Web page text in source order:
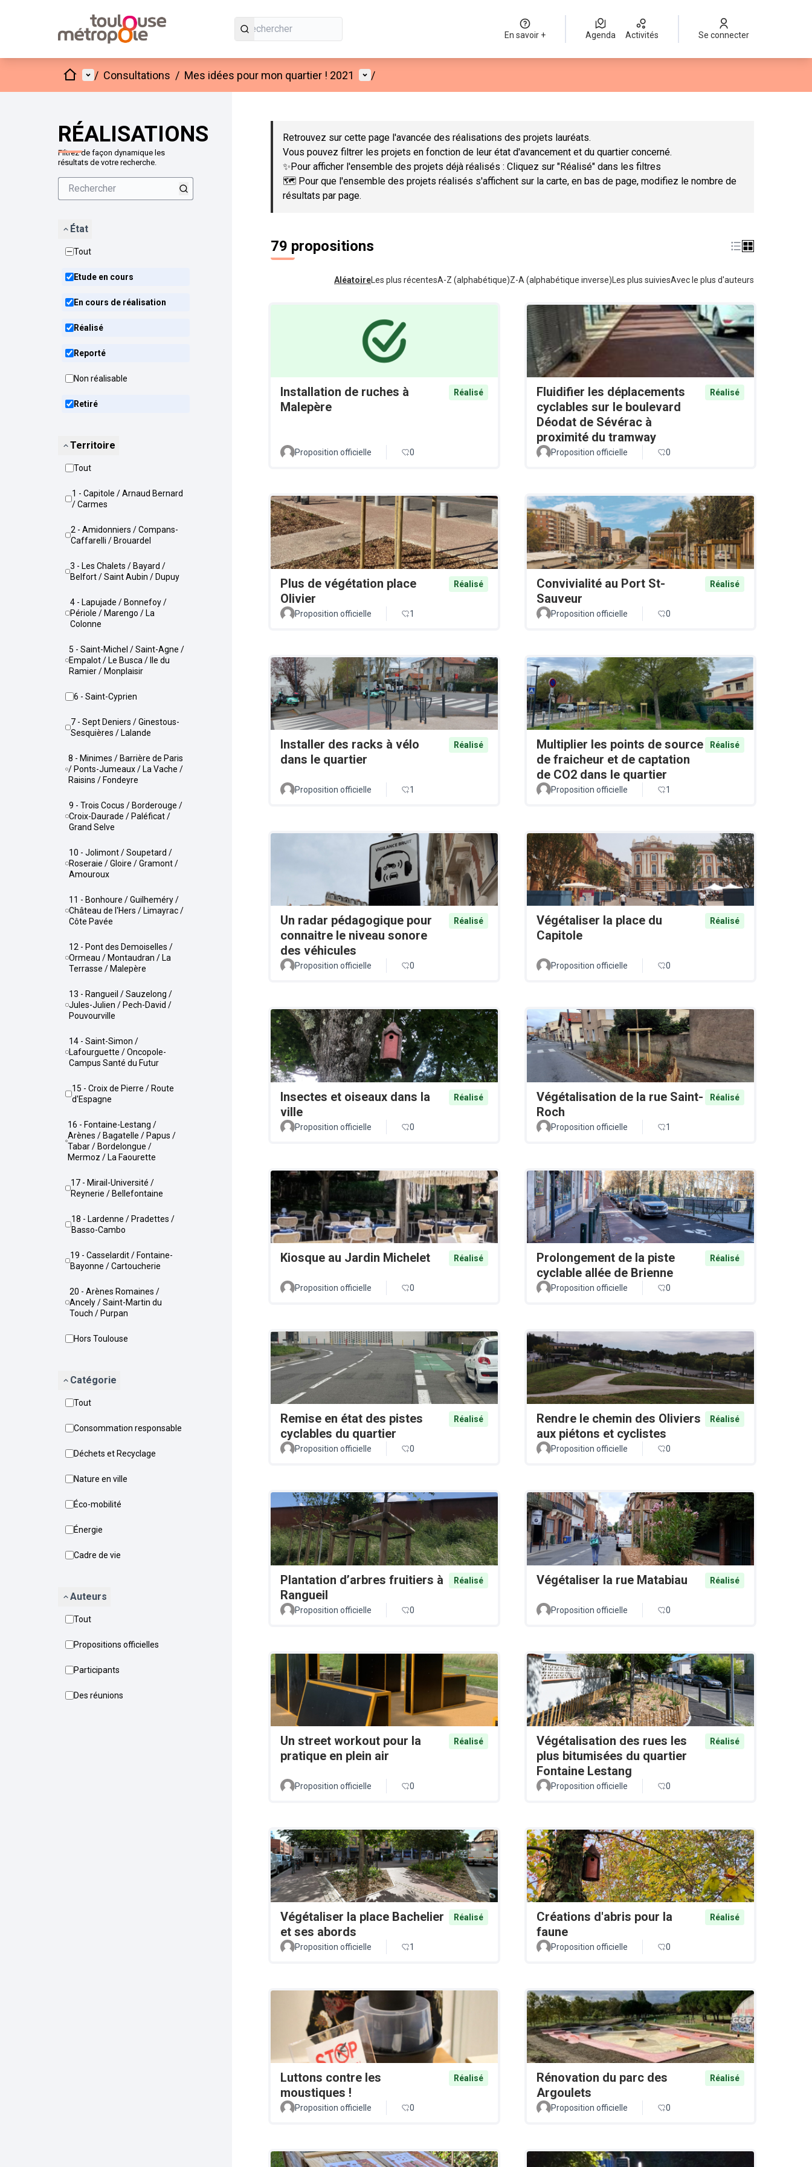
En savoir + Agenda Activités Se connecter
AccueilMenu principal
/ Consultations / Mes idées pour mon quartier ! 2021 Menu utilisateur
/
RÉALISATIONS
Filtrez de façon dynamique les
résultats de votre recherche.
État
Tout
Etude en cours
En cours de réalisation
Réalisé
Reporté
Non réalisable
Retiré
Territoire
Tout
1 - Capitole / Arnaud Bernard
/ Carmes
2 - Amidonniers / Compans-
Caffarelli / Brouardel
3 - Les Chalets / Bayard /
Belfort / Saint Aubin / Dupuy
4 - Lapujade / Bonnefoy /
Périole / Marengo / La
Colonne
5 - Saint-Michel / Saint-Agne /
Empalot / Le Busca / Ile du
Ramier / Monplaisir
6 - Saint-Cyprien
7 - Sept Deniers / Ginestous-
Sesquières / Lalande
8 - Minimes / Barrière de Paris
/ Ponts-Jumeaux / La Vache /
Raisins / Fondeyre
9 - Trois Cocus / Borderouge /
Croix-Daurade / Paléficat /
Grand Selve
10 - Jolimont / Soupetard /
Roseraie / Gloire / Gramont /
Amouroux
11 - Bonhoure / Guilheméry /
Château de l'Hers / Limayrac /
Côte Pavée
12 - Pont des Demoiselles /
Ormeau / Montaudran / La
Terrasse / Malepère
13 - Rangueil / Sauzelong /
Jules-Julien / Pech-David /
Pouvourville
14 - Saint-Simon /
Lafourguette / Oncopole-
Campus Santé du Futur
15 - Croix de Pierre / Route
d'Espagne
16 - Fontaine-Lestang /
Arènes / Bagatelle / Papus /
Tabar / Bordelongue /
Mermoz / La Faourette
17 - Mirail-Université /
Reynerie / Bellefontaine
18 - Lardenne / Pradettes /
Basso-Cambo
19 - Casselardit / Fontaine-
Bayonne / Cartoucherie
20 - Arènes Romaines /
Ancely / Saint-Martin du
Touch / Purpan
Hors Toulouse
Catégorie
Tout
Consommation responsable
Déchets et Recyclage
Nature en ville
Éco-mobilité
Énergie
Cadre de vie
Auteurs
Tout
Propositions officielles
Participants
Des réunions
Passer la carte
Retrouvez sur cette page l'avancée des réalisations des projets lauréats.
Vous pouvez filtrer les projets en fonction de leur état d'avancement et du quartier concerné.
✨Pour afficher l'ensemble des projets déjà réalisés : Cliquez sur "Réalisé" dans les filtres
🗺️ Pour que l'ensemble des projets réalisés s'affichent sur la carte, en bas de page, modifiez le nombre de
résultats par page.
79 propositions
Aléatoire Les plus récentesA-Z (alphabétique)Z-A (alphabétique inverse) Les plus suiviesAvec le plus d'auteurs
Installation de ruches à
Malepère
Réalisé
Proposition officielle 0
Fluidifier les déplacements
cyclables sur le boulevard
Déodat de Sévérac à
proximité du tramway
Réalisé
Proposition officielle 0
Plus de végétation place
Olivier
Réalisé
Proposition officielle 1
Convivialité au Port St-
Sauveur
Réalisé
Proposition officielle 0
Installer des racks à vélo
dans le quartier
Réalisé
Proposition officielle 1
Multiplier les points de source
de fraicheur et de captation
de CO2 dans le quartier
Réalisé
Proposition officielle 1
Un radar pédagogique pour
connaitre le niveau sonore
des véhicules
Réalisé
Proposition officielle 0
Végétaliser la place du
Capitole
Réalisé
Proposition officielle 0
Insectes et oiseaux dans la
ville
Réalisé
Proposition officielle 0
Végétalisation de la rue Saint-
Roch
Réalisé
Proposition officielle 1
Kiosque au Jardin Michelet Réalisé
Proposition officielle 0
Prolongement de la piste
cyclable allée de Brienne
Réalisé
Proposition officielle 0
Remise en état des pistes
cyclables du quartier
Réalisé
Proposition officielle 0
Rendre le chemin des Oliviers
aux piétons et cyclistes
Réalisé
Proposition officielle 0
Plantation d’arbres fruitiers à
Rangueil
Réalisé
Proposition officielle 0
Végétaliser la rue Matabiau Réalisé
Proposition officielle 0
Un street workout pour la
pratique en plein air
Réalisé
Proposition officielle 0
Végétalisation des rues les
plus bitumisées du quartier
Fontaine Lestang
Réalisé
Proposition officielle 0
Végétaliser la place Bachelier
et ses abords
Réalisé
Proposition officielle 1
Créations d'abris pour la
faune
Réalisé
Proposition officielle 0
Luttons contre les
moustiques !
Réalisé
Proposition officielle 0
Rénovation du parc des
Argoulets
Réalisé
Proposition officielle 0